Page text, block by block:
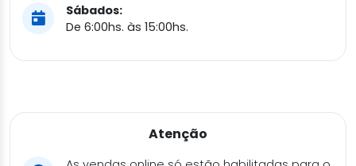
Sábados:
De 6:00hs. às 15:00hs.
Atenção